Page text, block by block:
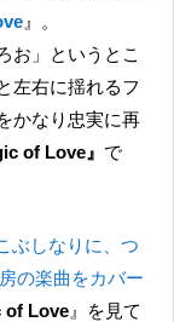
』。
お」というとこ
左右に揺れるフ
かなり忠実に再
of Love』 で
ぶしなりに、つ
の楽曲をカバー
of Love 』を見て